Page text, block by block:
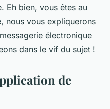
Eh bien, vous êtes au
nous vous expliquerons
électronique
dans le vif du sujet !
de